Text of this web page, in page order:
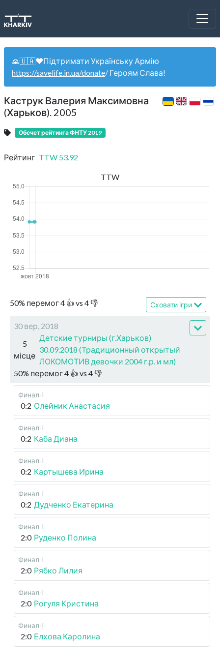
🙏🇺🇦❤️Підтримати Українську Армію
https://savelife.in.ua/donate/ Героям Слава!
Каструк Валерия Максимовна
(Харьков). 2005
Обсчет рейтинга ФНТУ 2019
Рейтинг TTW 53.92
50% перемог4 👍 vs 4👎 Сховати ігри
30 вер, 2018
5
місце
Детские турниры (г.Харьков)
30.09.2018 (Традиционный открытый
ЛОКОМОТИВ девочки 2004 г.р. и мл)
50% перемог4 👍 vs 4👎
Финал-I
0:2 Олейник Анастасия
Финал-I
0:2 Каба Диана
Финал-I
0:2 Картышева Ирина
Финал-I
0:2 Дудченко Екатерина
Финал-I
2:0 Руденко Полина
Финал-I
2:0 Рябко Лилия
Финал-I
2:0 Рогуля Кристина
Финал-I
2:0 Елхова Каролина
TTW